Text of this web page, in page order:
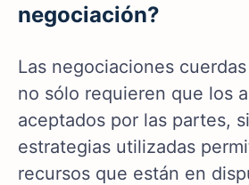
negociación?
Las negociaciones
no sólo requieren que los
aceptados por las partes,
estrategias utilizadas
recursos que están en